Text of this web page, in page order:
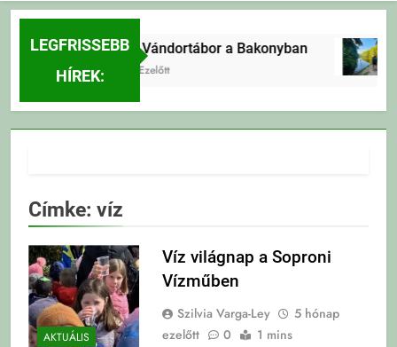
LEGFRISSEBB
HÍREK:
Erdei Vándortábor a Bakonyban
3 Nap Ezelőtt
Címke: víz
AKTUÁLIS
Víz világnap a Soproni
Vízműben
Szilvia Varga-Ley
5 hónap
ezelőtt
0 1 mins